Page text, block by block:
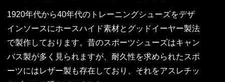
1920年代から40年代のトレーニングシューズをデザ
インソースにホースハイド素材とグッドイーヤー製法
で製作しております。昔のスポーツシューズはキャン
バス製が多く見られますが、耐久性を求められたスポ
ーツにはレザー製も存在しており、それをアスレチッ